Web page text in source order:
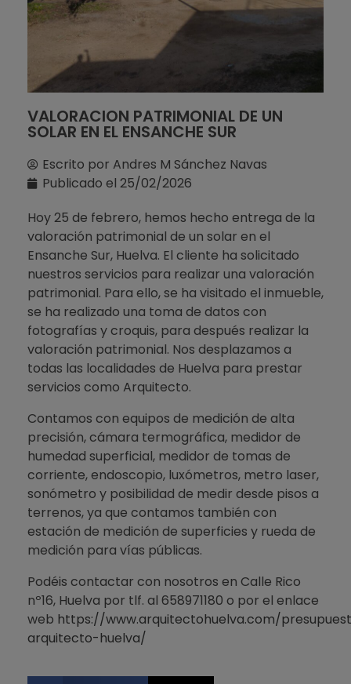
VALORACION PATRIMONIAL DE UN
SOLAR EN EL ENSANCHE SUR
Escrito por Andres M Sánchez Navas
Publicado el 25/02/2026
Hoy 25 de febrero, hemos hecho entrega de la
valoración patrimonial de un solar en el
Ensanche Sur, Huelva. El cliente ha solicitado
nuestros servicios para realizar una valoración
patrimonial. Para ello, se ha visitado el inmueble,
se ha realizado una toma de datos con
fotografías y croquis, para después realizar la
valoración patrimonial. Nos desplazamos a
todas las localidades de Huelva para prestar
servicios como Arquitecto.
Contamos con equipos de medición de alta
precisión, cámara termográfica, medidor de
humedad superficial, medidor de tomas de
corriente, endoscopio, luxómetros, metro laser,
sonómetro y posibilidad de medir desde pisos a
terrenos, ya que contamos también con
estación de medición de superficies y rueda de
medición para vías públicas.
Podéis contactar con nosotros en Calle Rico
nº16, Huelva por tlf. al 658971180 o por el enlace
web https://www.arquitectohuelva.com/
arquitecto-huelva/